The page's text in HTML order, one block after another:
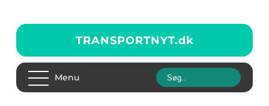
TRANSPORTNYT.dk
Menu